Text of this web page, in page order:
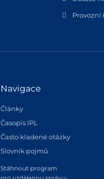
Provozní
Navigace
Články
Časopis IPL
Často kladené otázky
Slovník pojmů
Stáhnout program